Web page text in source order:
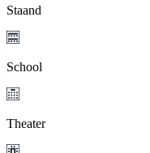
Staand
School
Theater